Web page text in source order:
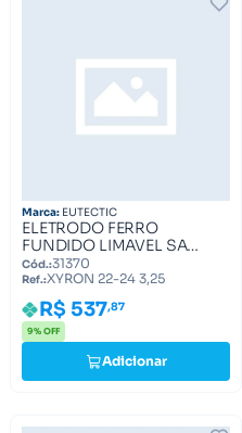
Marca: EUTECTIC
ELETRODO FERRO
FUNDIDO LIMAVEL SA
8/99/3,25 XYRON 22-24
3,25
Cód.:31370
Ref.:XYRON 22-24 3,25
R$ 537,87
9% OFF
Adicionar